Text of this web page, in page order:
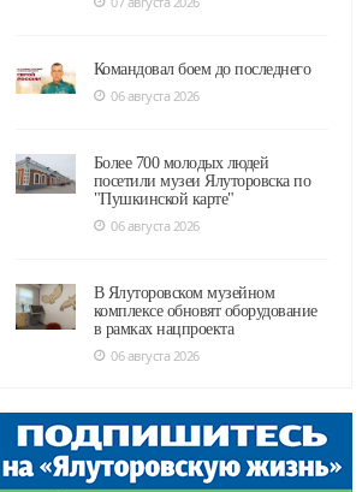
Командовал боем до последнего
06 августа 2026
Более 700 молодых людей
посетили музеи Ялуторовска по
"Пушкинской карте"
06 августа 2026
В Ялуторовском музейном
комплексе обновят оборудование
в рамках нацпроекта
06 августа 2026